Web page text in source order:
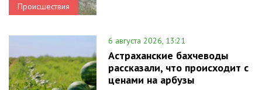
Происшествия
6 августа 2026, 13:21
Астраханские бахчеводы
рассказали, что происходит с
ценами на арбузы